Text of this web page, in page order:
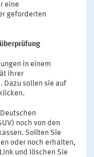
eine
geforderten
in einem
ihrer
Dazu sollen sie auf
noch von den
Sollten Sie
oder noch erhalten,
und löschen Sie